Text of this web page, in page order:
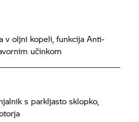
v oljni kopeli, funkcija Anti-
učinkom
s parkljasto sklopko,